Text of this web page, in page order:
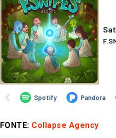
FONTE: Collapse Agency